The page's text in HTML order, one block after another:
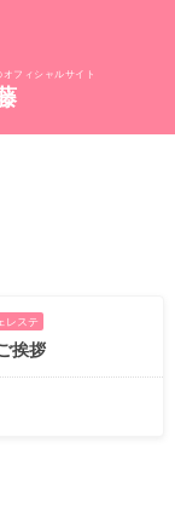
フィシャルサイト
レステ
挨拶